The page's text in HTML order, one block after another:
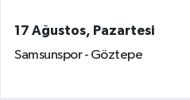
17 Ağustos, Pazartesi
Samsunspor - Göztepe